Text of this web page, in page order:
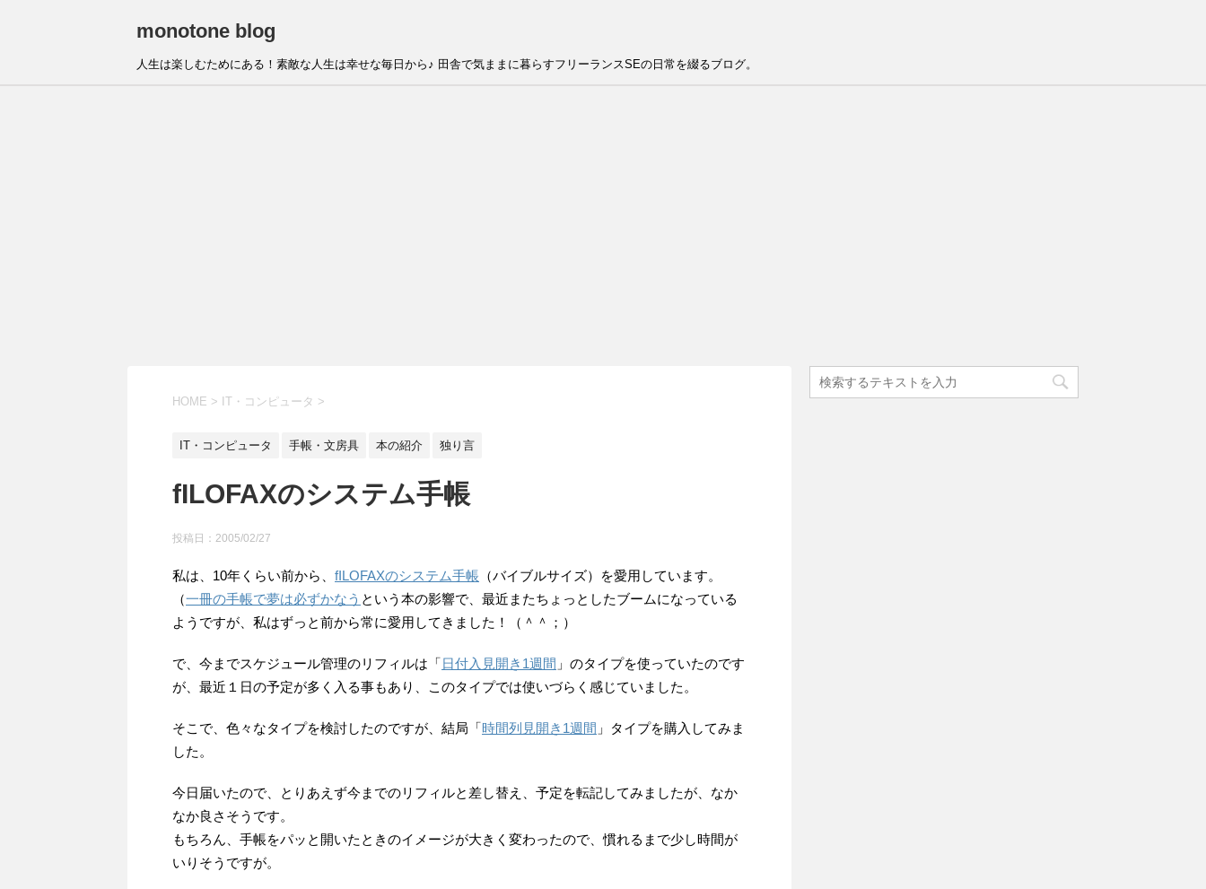
monotone blog
人生は楽しむためにある！素敵な人生は幸せな毎日から♪ 田舎で気ままに暮らすフリーランスSEの日常を綴るブログ。
HOME > IT・コンピュータ >
IT・コンピュータ 手帳・文房具 本の紹介 独り言
fILOFAXのシステム手帳
投稿日： 2005/02/27
私は、10年くらい前から、 fILOFAXのシステム手帳 （バイブルサイズ）を愛用しています。
（一冊の手帳で夢は必ずかなう という本の影響で、最近またちょっとしたブームになっている
ようですが、私はずっと前から常に愛用してきました！（＾＾；）
で、今までスケジュール管理のリフィルは「日付入見開き1週間 」のタイプを使っていたのです
が、最近１日の予定が多く入る事もあり、このタイプでは使いづらく感じていました。
そこで、色々なタイプを検討したのですが、結局「時間列見開き1週間 」タイプを購入してみま
した。
今日届いたので、とりあえず今までのリフィルと差し替え、予定を転記してみましたが、なか
なか良さそうです。
もちろん、手帳をパッと開いたときのイメージが大きく変わったので、慣れるまで少し時間が
いりそうですが。